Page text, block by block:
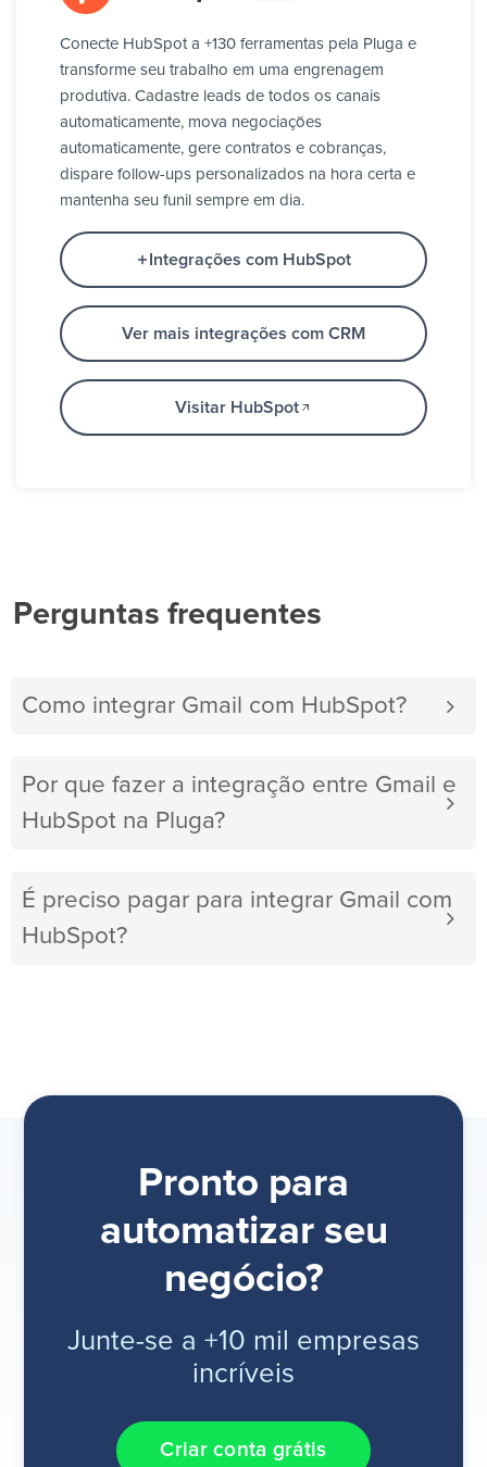
Conecte HubSpot a +130 ferramentas pela Pluga e
transforme seu trabalho em uma engrenagem
produtiva. Cadastre leads de todos os canais
automaticamente, mova negociações
automaticamente, gere contratos e cobranças,
dispare follow-ups personalizados na hora certa e
mantenha seu funil sempre em dia.
Integrações com HubSpot
Ver mais integrações com CRM
Visitar HubSpot
Perguntas frequentes
Como integrar Gmail com HubSpot?
Por que fazer a integração entre Gmail e
HubSpot na Pluga?
É preciso pagar para integrar Gmail com
HubSpot?
Pronto para
automatizar seu
negócio?
Junte-se a +10 mil empresas
incríveis
Criar conta grátis